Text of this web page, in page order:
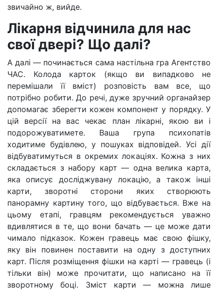
звичайно ж, вийде.
Лікарня відчинила для нас
свої двері? Що далі?
А далі — починається сама настільна гра Агентство
ЧАС. Колода карток (якщо ви випадково не
перемішали її вміст) розповість вам все, що
потрібно робити. До речі, дуже зручний органайзер
допомагає зберегти кожен компонент у порядку. У
цій версії на вас чекає план лікарні, якою ви і
подорожуватимете. Ваша група психопатів
ходитиме будівлею, у пошуках відповідей. Усі дії
відбуватимуться в окремих локаціях. Кожна з них
складається з набору карт — одна велика карта,
яка описує досліджувану локацію, а також інші
карти, зворотні сторони яких створюють
панорамну картину того, що відбувається. Вже на
цьому етапі, гравцям рекомендується уважно
вдивлятися в те, що вони бачать — це може дати
чимало підказок. Кожен гравець має свою фішку,
яку він повинен поставити на одну з доступних
карт. Після розміщення фішки на карті — гравець (і
тільки він) може прочитати, що написано на її
зворотному боці. Зміст карти — можна лише